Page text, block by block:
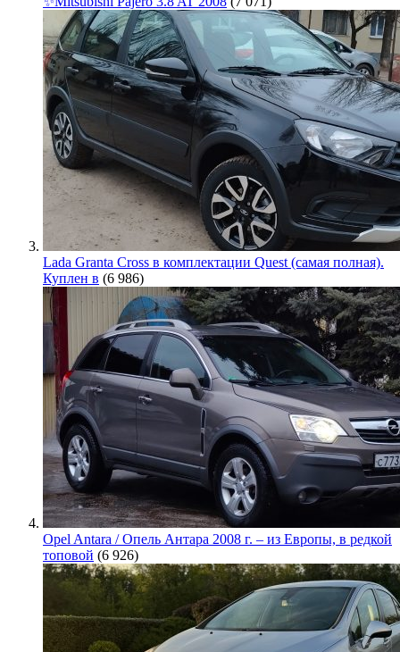
Lada Granta Cross в комплектации Quest (самая полная).
Куплен в (6 986)
Opel Antara / Опель Антара 2008 г. – из Европы, в редкой
топовой (6 926)